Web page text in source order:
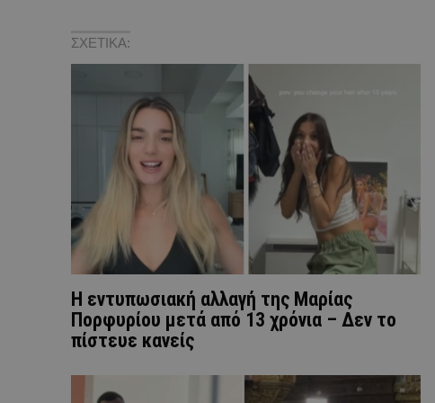
ΣΧΕΤΙΚΑ:
Η εντυπωσιακή αλλαγή της Μαρίας
Πορφυρίου μετά από 13 χρόνια – Δεν το
πίστευε κανείς